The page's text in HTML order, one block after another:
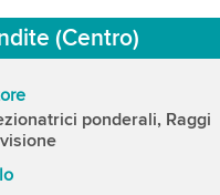
(Centro)
ponderali, Raggi